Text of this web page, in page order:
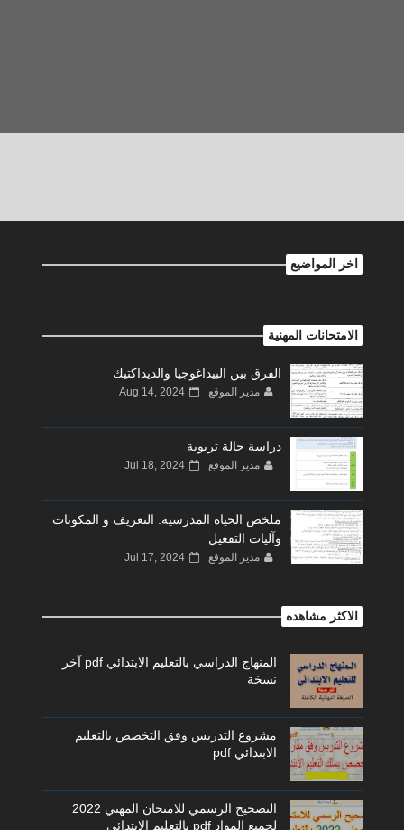
اخر المواضيع
الامتحانات المهنية
الفرق بين البيداغوجيا والديداكتيك
مدير الموقع Aug 14, 2024
دراسة حالة تربوية
مدير الموقع Jul 18, 2024
ملخص الحياة المدرسية: التعريف و المكونات
وآليات التفعيل
مدير الموقع Jul 17, 2024
الاكثر مشاهده
المنهاج الدراسي بالتعليم الابتدائي pdf آخر
نسخة
مشروع التدريس وفق التخصص بالتعليم
الابتدائي pdf
التصحيح الرسمي للامتحان المهني 2022
لجميع المواد pdf بالتعليم الابتدائي